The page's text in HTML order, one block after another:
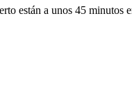
están a unos 45 minutos